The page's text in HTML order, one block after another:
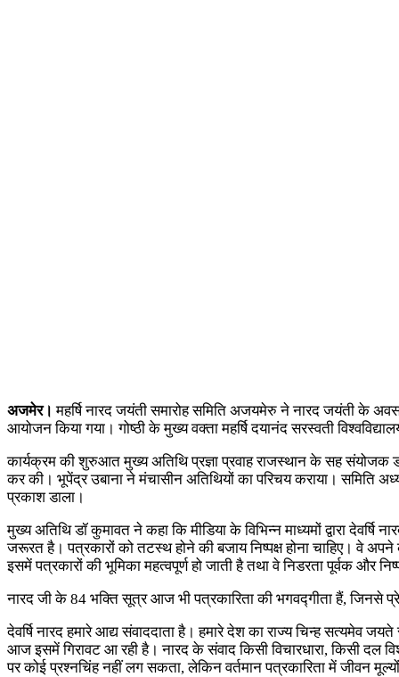
अजमेर। महर्षि नारद जयंती समारोह समिति अजयमेरु ने नारद जयंती के
आयोजन किया गया। गोष्ठी के मुख्य वक्ता महर्षि दयानंद सरस्वती
कार्यक्रम की शुरुआत मुख्य अतिथि प्रज्ञा प्रवाह राजस्थान के सह संयोजक
कर की। भूपेंद्र उबाना ने मंचासीन अतिथियों का परिचय कराया। समिति
प्रकाश डाला।
मुख्य अतिथि डॉ कुमावत ने कहा कि मीडिया के विभिन्न माध्यमों द्वारा
जरूरत है। पत्रकारों को तटस्थ होने की बजाय निष्पक्ष होना चाहिए। वे
इसमें पत्रकारों की भूमिका महत्वपूर्ण हो जाती है तथा वे निडरता पूर्वक और
नारद जी के 84 भक्ति सूत्र आज भी पत्रकारिता की भगवद्गीता हैं, जिनसे
देवर्षि नारद हमारे आद्य संवाददाता है। हमारे देश का राज्य चिन्ह सत्यमेव
आज इसमें गिरावट आ रही है। नारद के संवाद किसी विचारधारा, किसी
पर कोई प्रश्नचिंह नहीं लग सकता, लेकिन वर्तमान पत्रकारिता में जीवन